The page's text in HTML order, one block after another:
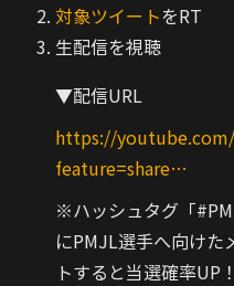
対象ツイートをRT
生配信を視聴
▼配信URL
https://
feature=share…
※ハッシュタグ「
にPMJL選手へ向けた
トすると当選確率UP！